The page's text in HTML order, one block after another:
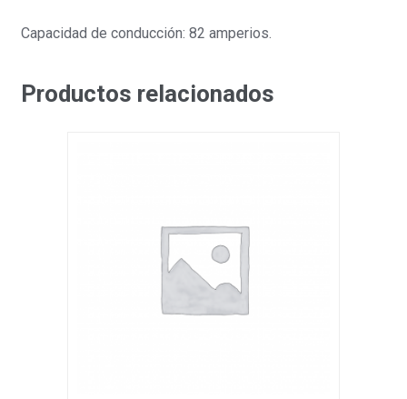
Capacidad de conducción: 82 amperios.
Productos relacionados